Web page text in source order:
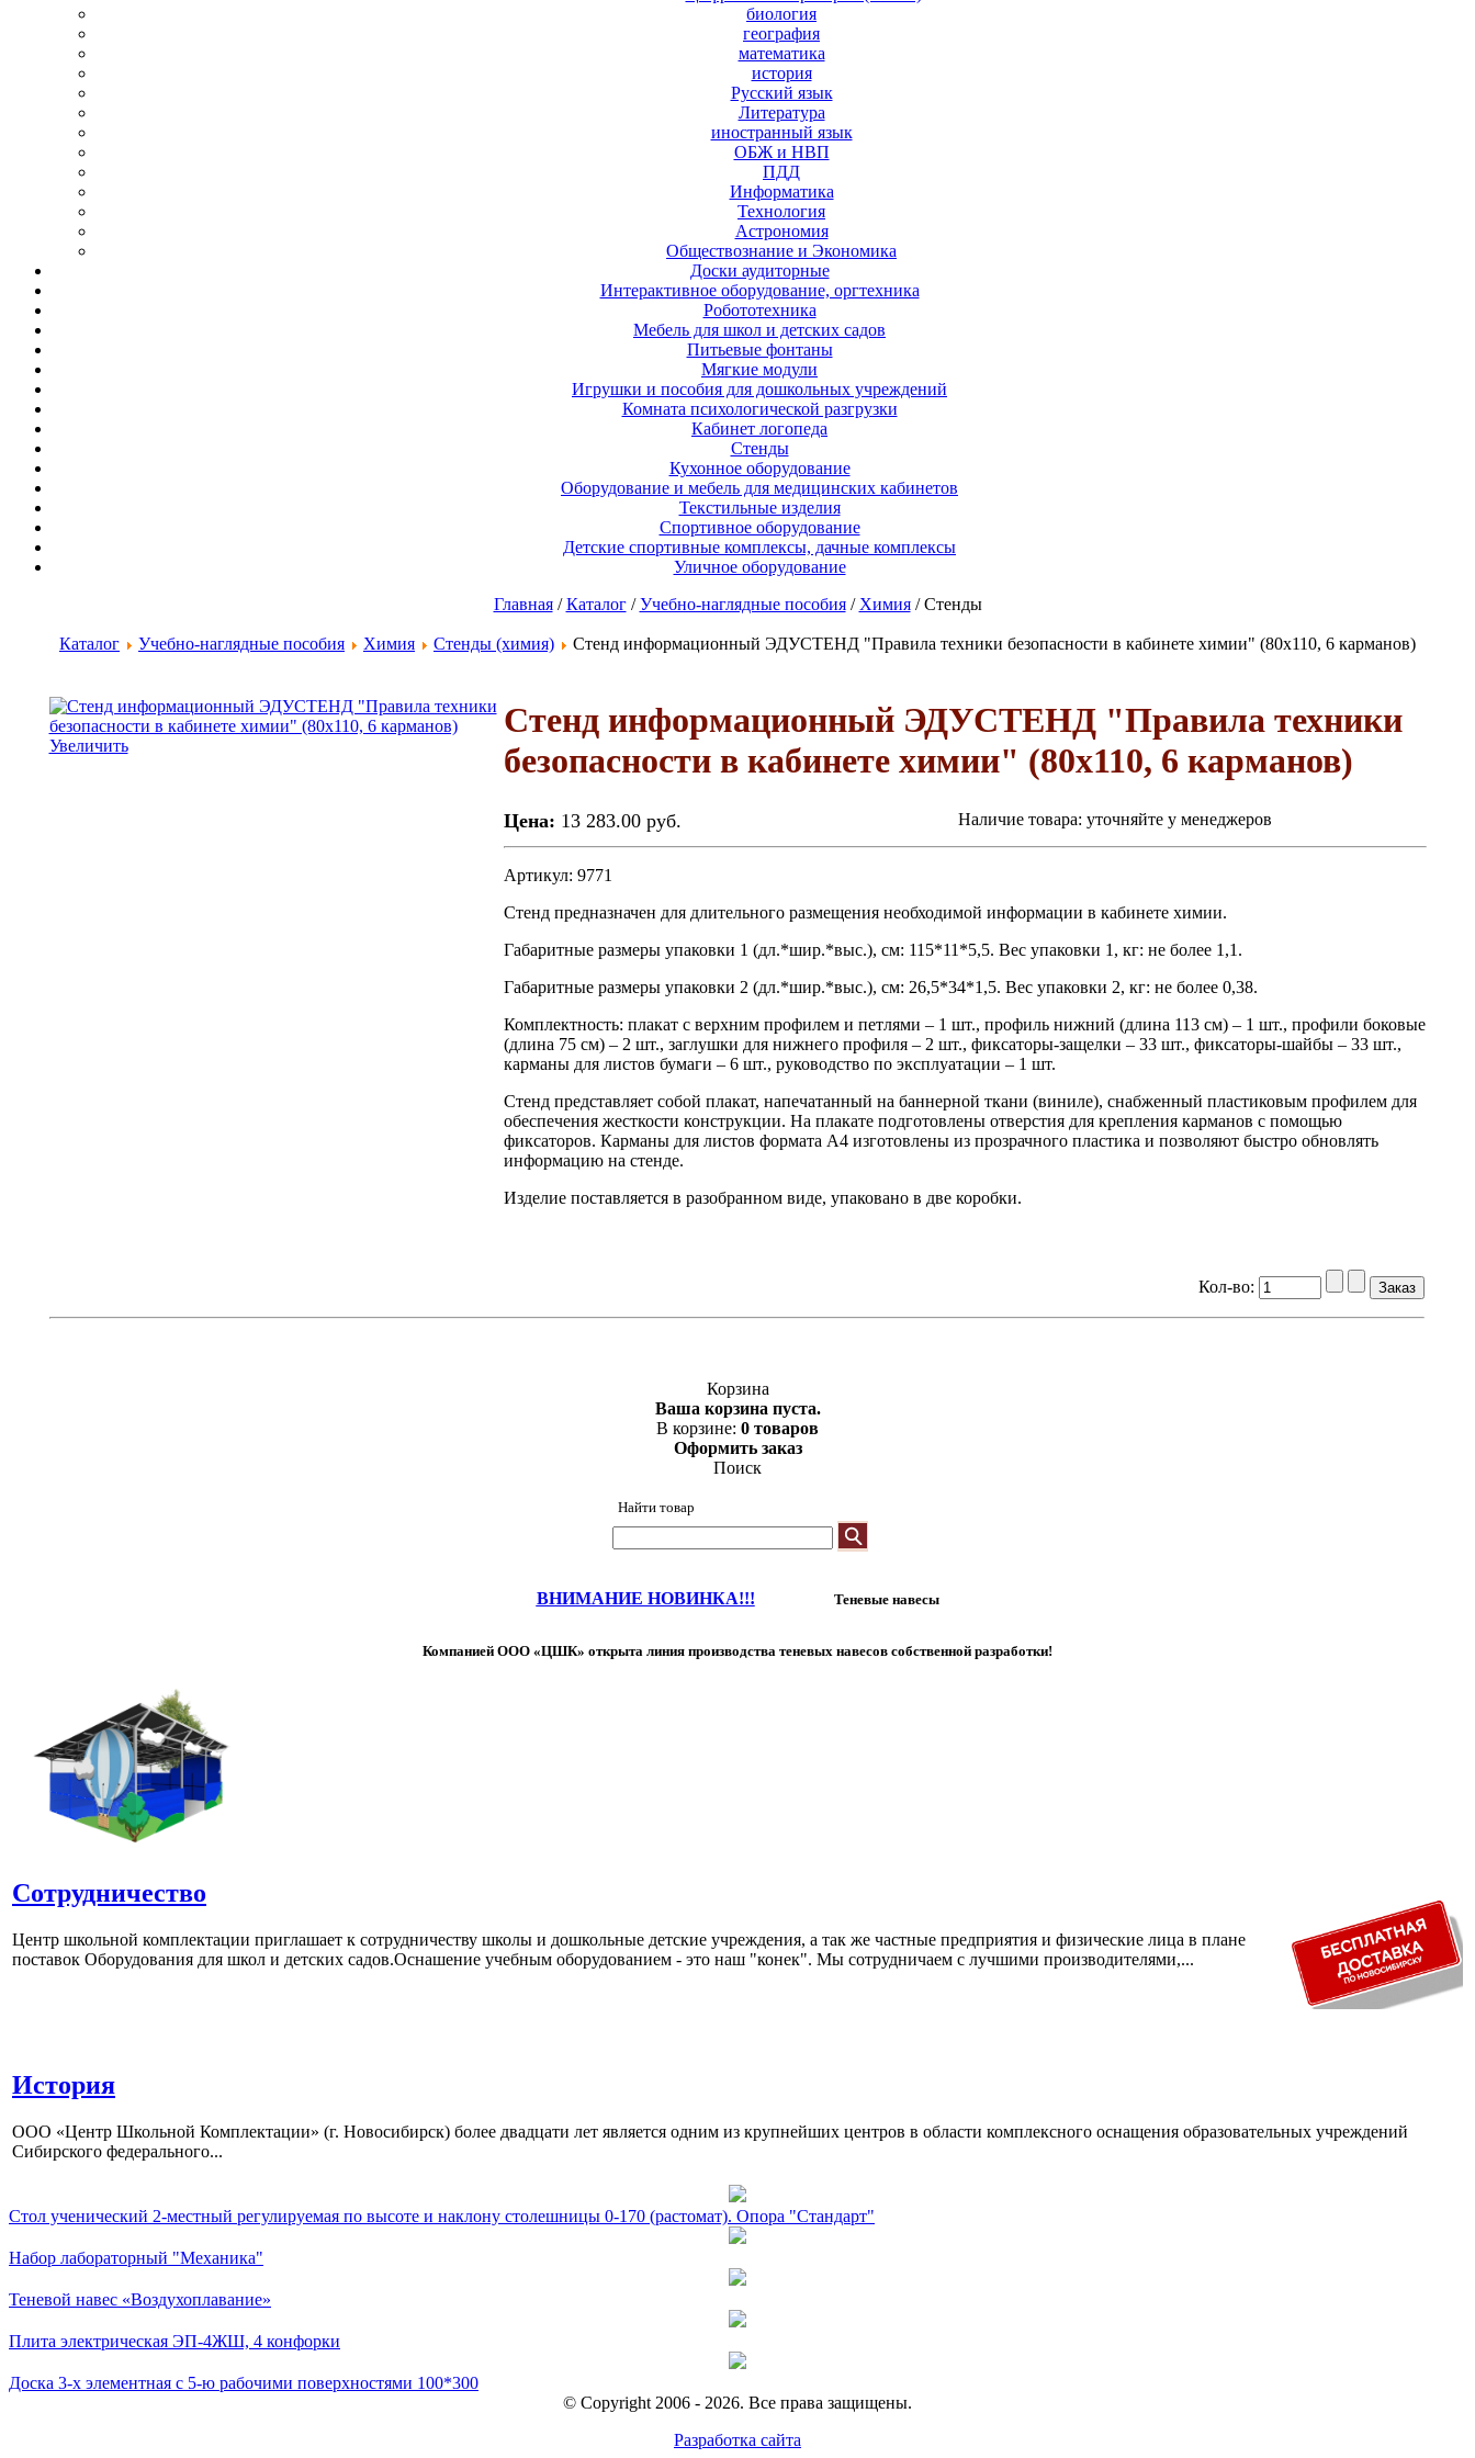
биология
география
математика
история
Русский язык
Литература
иностранный язык
ОБЖ и НВП
ПДД
Информатика
Технология
Астрономия
Обществознание и Экономика
Доски аудиторные
Интерактивное оборудование, оргтехника
Робототехника
Мебель для школ и детских садов
Питьевые фонтаны
Мягкие модули
Игрушки и пособия для дошкольных учреждений
Комната психологической разгрузки
Кабинет логопеда
Стенды
Кухонное оборудование
Оборудование и мебель для медицинских кабинетов
Текстильные изделия
Спортивное оборудование
Детские спортивные комплексы, дачные комплексы
Уличное оборудование
Главная/Каталог/Учебно-наглядные пособия/ Химия/ Стенды
Каталог Учебно-наглядные пособия Химия Стенды (химия) Стенд информационный ЭДУСТЕНД "Правила техники безопасности в кабинете химии" (80х110, 6 карманов)
Увеличить
Стенд информационный ЭДУСТЕНД "Правила техники
безопасности в кабинете химии" (80х110, 6 карманов)
Цена: 13 283.00 руб. Наличие товара: уточняйте у менеджеров
Артикул: 9771
Стенд предназначен для длительного размещения необходимой информации в кабинете химии.
Габаритные размеры упаковки 1 (дл.*шир.*выс.), см: 115*11*5,5. Вес упаковки 1, кг: не более 1,1.
Габаритные размеры упаковки 2 (дл.*шир.*выс.), см: 26,5*34*1,5. Вес упаковки 2, кг: не более 0,38.
Комплектность: плакат с верхним профилем и петлями – 1 шт., профиль нижний (длина 113 см) – 1 шт., профили боковые
(длина 75 см) – 2 шт., заглушки для нижнего профиля – 2 шт., фиксаторы-защелки – 33 шт., фиксаторы-шайбы – 33 шт.,
карманы для листов бумаги – 6 шт., руководство по эксплуатации – 1 шт.
Стенд представляет собой плакат, напечатанный на баннерной ткани (виниле), снабженный пластиковым профилем для
обеспечения жесткости конструкции. На плакате подготовлены отверстия для крепления карманов с помощью
фиксаторов. Карманы для листов формата А4 изготовлены из прозрачного пластика и позволяют быстро обновлять
информацию на стенде.
Изделие поставляется в разобранном виде, упаковано в две коробки.
Кол-во:
Корзина
Ваша корзина пуста.
В корзине: 0 товаров
Оформить заказ
Поиск
Найти товар
ВНИМАНИЕ НОВИНКА!!! Теневые навесы
Компанией ООО «ЦШК» открыта линия производства теневых навесов собственной разработки!
Сотрудничество
Центр школьной комплектации приглашает к сотрудничеству школы и дошкольные детские учреждения, а так же частные предприятия и физические лица в плане
поставок Оборудования для школ и детских садов.Оснашение учебным оборудованием - это наш "конек". Мы сотрудничаем с лучшими производителями,...
История
ООО «Центр Школьной Комплектации» (г. Новосибирск) более двадцати лет является одним из крупнейших центров в области комплексного оснащения образовательных учреждений
Сибирского федерального...
Стол ученический 2-местный регулируемая по высоте и наклону столешницы 0-170 (растомат). Опора "Стандарт"
Набор лабораторный "Механика"
Теневой навес «Воздухоплавание»
Плита электрическая ЭП-4ЖШ, 4 конфорки
Доска 3-х элементная с 5-ю рабочими поверхностями 100*300
© Copyright 2006 - 2026. Все права защищены.
Разработка сайта